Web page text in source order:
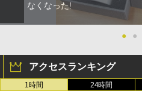
なくなった!
● ●
アクセスランキング
1時間 24時間